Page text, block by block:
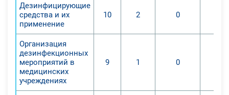
Дезинфицирующие
средства и их
применение
10 2 0
Организация
дезинфекционных
мероприятий в
медицинских
учреждениях
9 1 0